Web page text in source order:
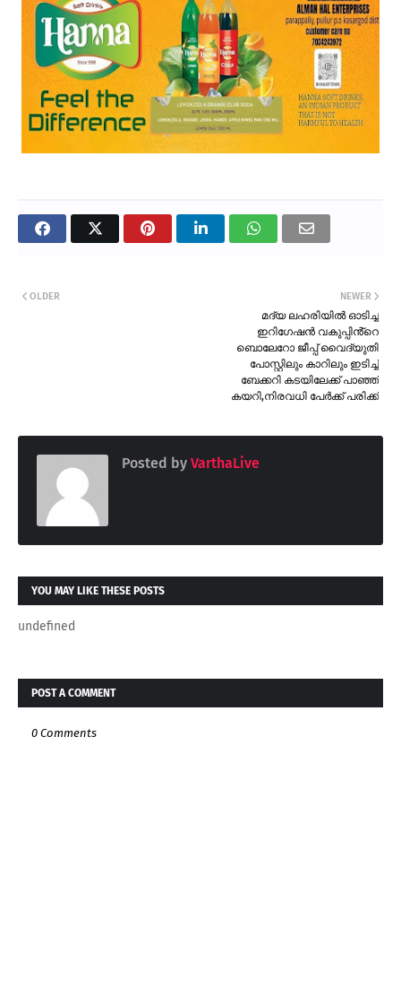
NEWER
മദ്യ ലഹരിയിൽ ഓടിച്ച
ഇറിഗേഷൻ വകുപ്പിൻ്റെ
ബൊലേറോ ജീപ്പ് വൈദ്യുതി
പോസ്റ്റിലും കാറിലും ഇടിച്ച്
ബേക്കറി കടയിലേക്ക് പാഞ്ഞ്
കയറി,നിരവധി പേർക്ക് പരിക്ക്
OLDER
Posted by VarthaLive
YOU MAY LIKE THESE POSTS
undefined
POST A COMMENT
0 Comments